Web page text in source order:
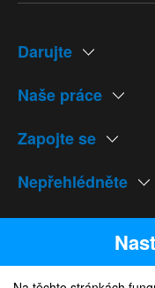
Darujte
Naše práce
Zapojte se
Nepřehlédněte
Naše weby